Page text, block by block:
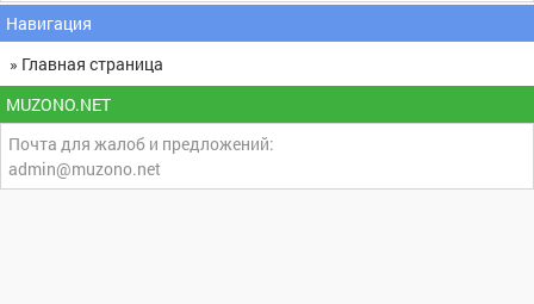
Навигация
» Главная страница
MUZONO.NET
Почта для жалоб и предложений:
admin@muzono.net